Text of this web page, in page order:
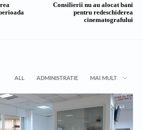
Consilierii nu au alocat bani
pentru redeschiderea
cinematografului
ALL ADMINISTRATIE MAI MULT